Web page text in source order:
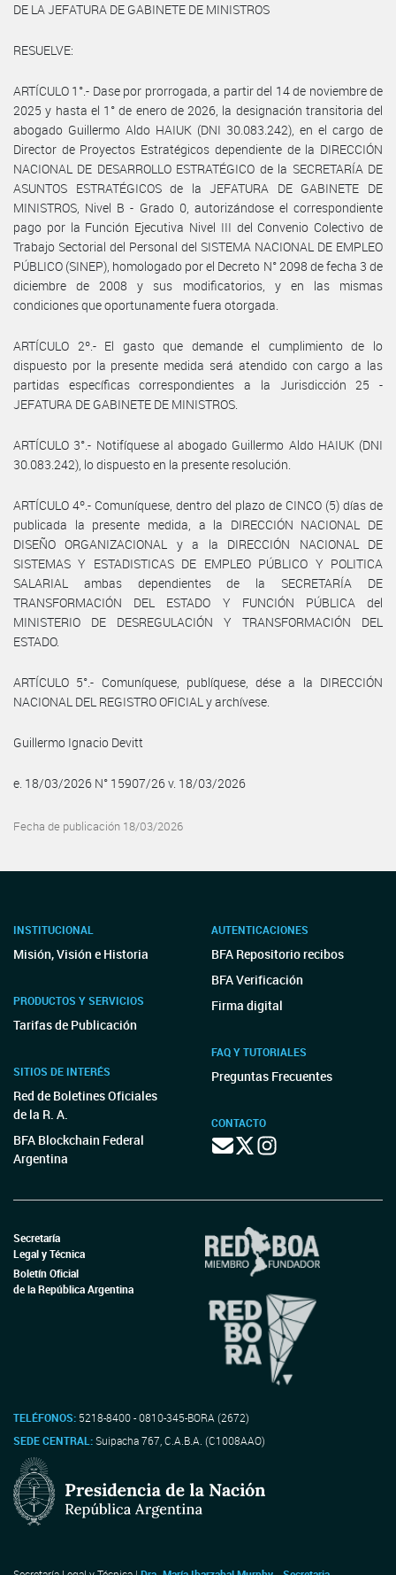
DE LA JEFATURA DE GABINETE DE MINISTROS
RESUELVE:
ARTÍCULO 1°.- Dase por prorrogada, a partir del 14 de noviembre de
2025 y hasta el 1° de enero de 2026, la designación transitoria del
abogado Guillermo Aldo HAIUK (DNI 30.083.242), en el cargo de
Director de Proyectos Estratégicos dependiente de la DIRECCIÓN
NACIONAL DE DESARROLLO ESTRATÉGICO de la SECRETARÍA DE
ASUNTOS ESTRATÉGICOS de la JEFATURA DE GABINETE DE
MINISTROS, Nivel B - Grado 0, autorizándose el correspondiente
pago por la Función Ejecutiva Nivel III del Convenio Colectivo de
Trabajo Sectorial del Personal del SISTEMA NACIONAL DE EMPLEO
PÚBLICO (SINEP), homologado por el Decreto N° 2098 de fecha 3 de
diciembre de 2008 y sus modificatorios, y en las mismas
condiciones que oportunamente fuera otorgada.
ARTÍCULO 2º.- El gasto que demande el cumplimiento de lo
dispuesto por la presente medida será atendido con cargo a las
partidas específicas correspondientes a la Jurisdicción 25 -
JEFATURA DE GABINETE DE MINISTROS.
ARTÍCULO 3°.- Notifíquese al abogado Guillermo Aldo HAIUK (DNI
30.083.242), lo dispuesto en la presente resolución.
ARTÍCULO 4º.- Comuníquese, dentro del plazo de CINCO (5) días de
publicada la presente medida, a la DIRECCIÓN NACIONAL DE
DISEÑO ORGANIZACIONAL y a la DIRECCIÓN NACIONAL DE
SISTEMAS Y ESTADISTICAS DE EMPLEO PÚBLICO Y POLITICA
SALARIAL ambas dependientes de la SECRETARÍA DE
TRANSFORMACIÓN DEL ESTADO Y FUNCIÓN PÚBLICA del
MINISTERIO DE DESREGULACIÓN Y TRANSFORMACIÓN DEL
ESTADO.
ARTÍCULO 5°.- Comuníquese, publíquese, dése a la DIRECCIÓN
NACIONAL DEL REGISTRO OFICIAL y archívese.
Guillermo Ignacio Devitt
e. 18/03/2026 N° 15907/26 v. 18/03/2026
Fecha de publicación 18/03/2026
INSTITUCIONAL
Misión, Visión e Historia
PRODUCTOS Y SERVICIOS
Tarifas de Publicación
SITIOS DE INTERÉS
Red de Boletines Oficiales
de la R. A.
BFA Blockchain Federal
Argentina
AUTENTICACIONES
BFA Repositorio recibos
BFA Verificación
Firma digital
FAQ Y TUTORIALES
Preguntas Frecuentes
CONTACTO
Secretaría
Legal y Técnica
Boletín Oficial
de la República Argentina
TELÉFONOS: 5218-8400 - 0810-345-BORA (2672)
SEDE CENTRAL:Suipacha 767, C.A.B.A. (C1008AAO)